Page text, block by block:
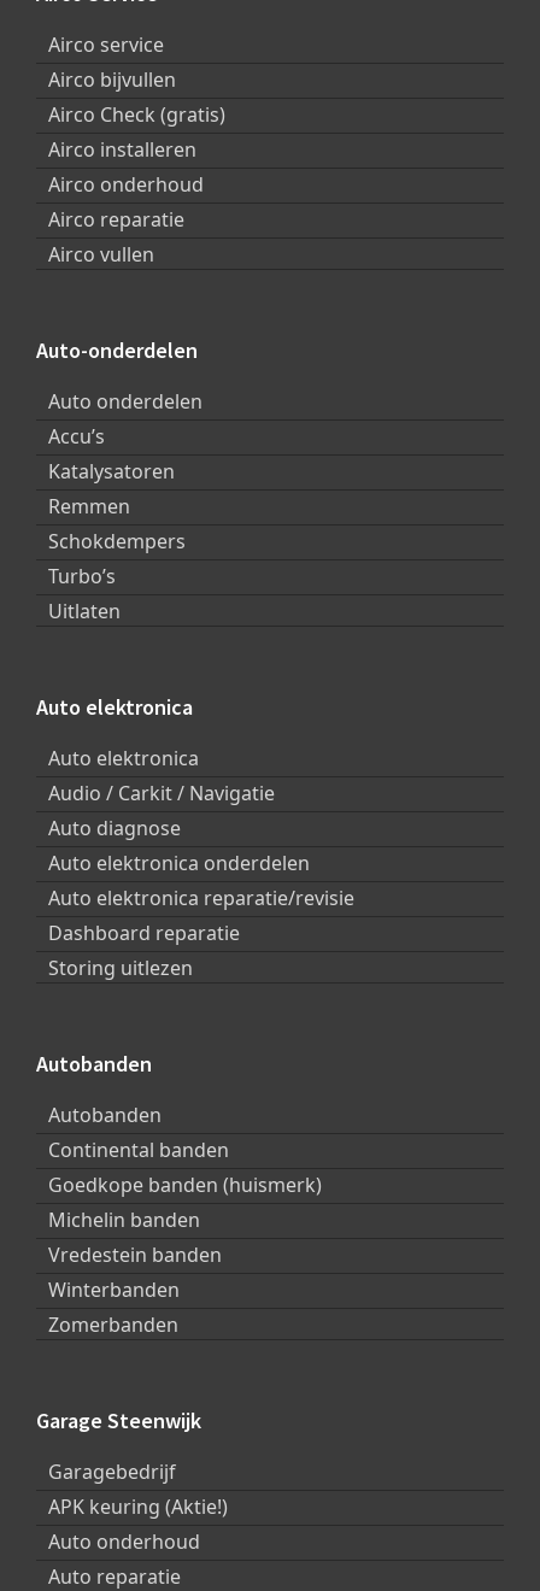
Airco service
Airco bijvullen
Airco Check (gratis)
Airco installeren
Airco onderhoud
Airco reparatie
Airco vullen
Auto-onderdelen
Auto onderdelen
Accu’s
Katalysatoren
Remmen
Schokdempers
Turbo’s
Uitlaten
Auto elektronica
Auto elektronica
Audio / Carkit / Navigatie
Auto diagnose
Auto elektronica onderdelen
Auto elektronica reparatie/revisie
Dashboard reparatie
Storing uitlezen
Autobanden
Autobanden
Continental banden
Goedkope banden (huismerk)
Michelin banden
Vredestein banden
Winterbanden
Zomerbanden
Garage Steenwijk
Garagebedrijf
APK keuring (Aktie!)
Auto onderhoud
Auto reparatie